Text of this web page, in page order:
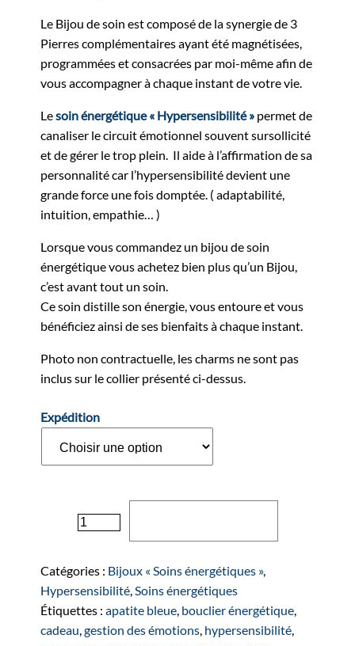
Le Bijou de soin est composé de la synergie de 3
Pierres complémentaires ayant été magnétisées,
programmées et consacrées par moi-même afin de
vous accompagner à chaque instant de votre vie.
Lesoin énergétique « Hypersensibilité » permet de
canaliser le circuit émotionnel souvent sursollicité
et de gérer le trop plein. Il aide à l’affirmation de sa
personnalité car l’hypersensibilité devient une
grande force une fois domptée. ( adaptabilité,
intuition, empathie… )
Lorsque vous commandez un bijou de soin
énergétique vous achetez bien plus qu’un Bijou,
c’est avant tout un soin.
Ce soin distille son énergie, vous entoure et vous
bénéficiez ainsi de ses bienfaits à chaque instant.
Photo non contractuelle, les charms ne sont pas
inclus sur le collier présenté ci-dessus.
Expédition
de
"TRIPLE
LUNE"
argenté
Catégories : Bijoux « Soins énergétiques »,
Hypersensibilité,Soins énergétiques
Étiquettes :apatite bleue, bouclier énergétique,
cadeau,gestion des émotions, hypersensibilité,